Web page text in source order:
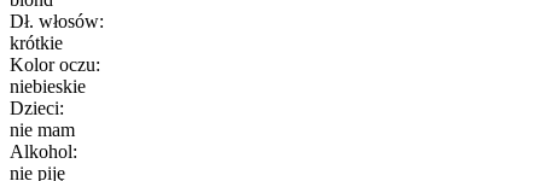
Dł. włosów:
krótkie
Kolor oczu:
niebieskie
Dzieci:
nie mam
Alkohol:
nie piję